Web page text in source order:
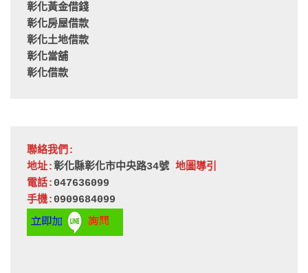
彰化黃金借錢
彰化房屋借款
彰化土地借款
彰化當舖
彰化借款
聯絡我們:
地址:彰化縣彰化市中央路34號 地圖導引
電話: 047636099
手機: 0909684099